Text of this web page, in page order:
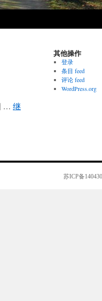
… 继
其他操作
登录
条目 feed
评论 feed
WordPress.org
苏ICP备